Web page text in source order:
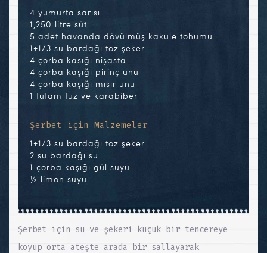
4 yumurta sarısı
1,250 litre süt
5 adet havanda dövülmüş kakule tohumu
1+1/3 su bardağı toz şeker
4 çorba kasığı nişasta
4 çorba kaşığı pirinç unu
4 çorba kaşığı mısır unu
1 tutam tuz ve karabiber
Şerbet için Malzemeler
1+1/3 su bardağı toz şeker
2 su bardağı su
1 çorba kaşığı gül suyu
½ limon suyu
Şerbet için su ve şekeri küçük bir tencereye
koyup orta ateşte arada bir sallayarak